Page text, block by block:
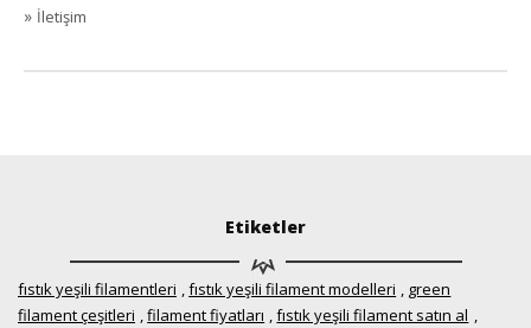
» İletişim
Etiketler
fıstık yeşili filamentleri ,fıstık yeşili filament modelleri , green
filament çeşitleri ,filament fiyatları ,fıstık yeşili filament satın al ,